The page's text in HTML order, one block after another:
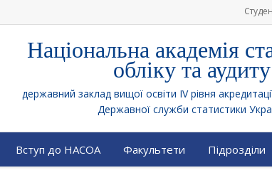
Національна академія
обліку та аудиту
державний заклад вищої освіти IV рівня
Державної служби статистики
Вступ до НАСОА Факультети Підрозділи